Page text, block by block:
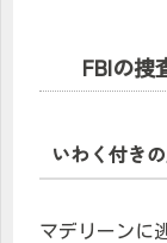
FBIの捜
いわく付き
マデリーンに